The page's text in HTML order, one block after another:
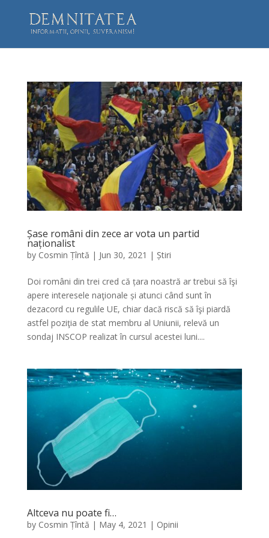
Șase români din zece ar vota un partid
naționalist
by Cosmin Țîntă | Jun 30, 2021 | Știri
Doi români din trei cred că țara noastră ar trebui să îşi
apere interesele naţionale și atunci când sunt în
dezacord cu regulile UE, chiar dacă riscă să îşi piardă
astfel poziţia de stat membru al Uniunii, relevă un
sondaj INSCOP realizat în cursul acestei luni....
Altceva nu poate fi…
by Cosmin Țîntă | May 4, 2021 | Opinii